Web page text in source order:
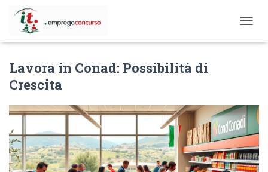
O
A
I
A
T
Lavora in Conad: Possibilità di
Crescita